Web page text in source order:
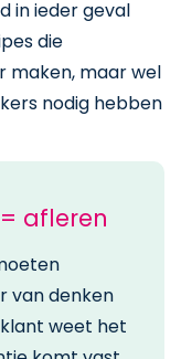
in ieder geval
die
maken, maar wel
nodig hebben
afleren
van denken
klant weet het